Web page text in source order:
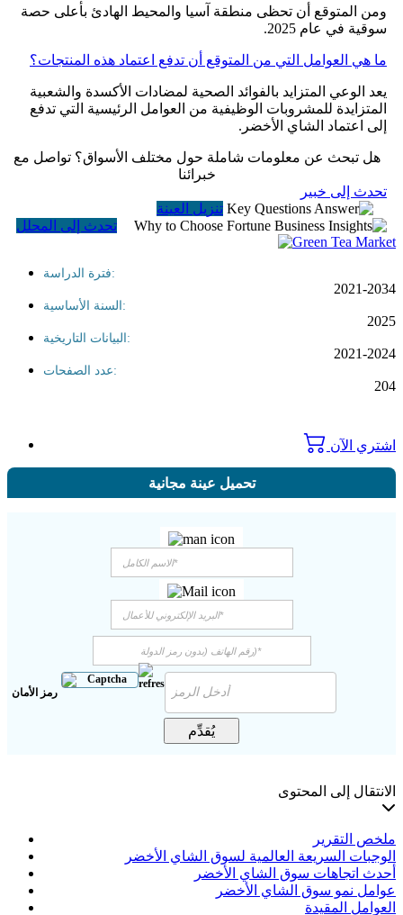
ومن المتوقع أن تحظى منطقة آسيا والمحيط الهادئ بأعلى حصة
سوقية في عام 2025.
ما هي العوامل التي من المتوقع أن تدفع اعتماد هذه المنتجات؟
يعد الوعي المتزايد بالفوائد الصحية لمضادات الأكسدة والشعبية
المتزايدة للمشروبات الوظيفية من العوامل الرئيسية التي تدفع
إلى اعتماد الشاي الأخضر.
هل تبحث عن معلومات شاملة حول مختلف الأسواق؟ تواصل مع
خبرائنا
تحدث إلى خبير
تنزيل العينة
تحدث إلى المحلل
2021-
2021-
الآن
تحميل عينة مجانية
رمز الأمان
يُقدِّم
إلى المحتوى
التقرير
السريعة العالمية لسوق الشاي الأخضر
اتجاهات سوق الشاي الأخضر
نمو سوق الشاي الأخضر
المقيدة